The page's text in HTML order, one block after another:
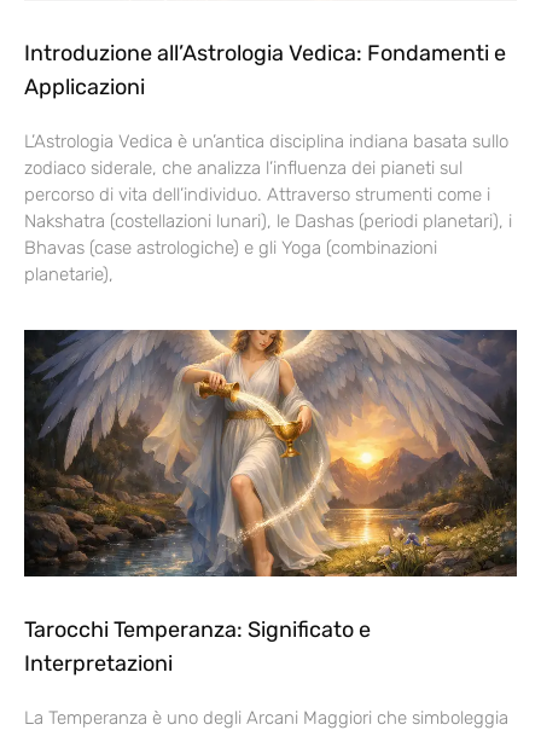
Introduzione all’Astrologia Vedica: Fondamenti e
Applicazioni
L’Astrologia Vedica è un’antica disciplina indiana basata sullo
zodiaco siderale, che analizza l’influenza dei pianeti sul
percorso di vita dell’individuo. Attraverso strumenti come i
Nakshatra (costellazioni lunari), le Dashas (periodi planetari), i
Bhavas (case astrologiche) e gli Yoga (combinazioni
planetarie),
Tarocchi Temperanza: Significato e
Interpretazioni
La Temperanza è uno degli Arcani Maggiori che simboleggia